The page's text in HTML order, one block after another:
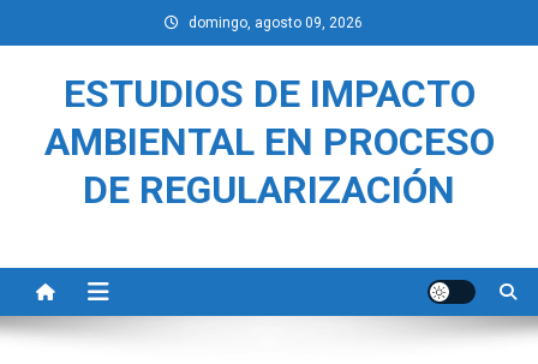
al
domingo, agosto 09, 2026
ESTUDIOS DE IMPACTO
AMBIENTAL EN PROCESO
DE REGULARIZACIÓN